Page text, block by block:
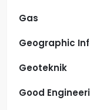
Gas
Geographic
Geoteknik
Good